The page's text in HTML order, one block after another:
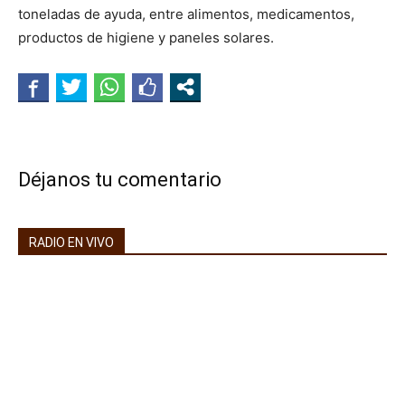
toneladas de ayuda, entre alimentos, medicamentos,
productos de higiene y paneles solares.
Déjanos tu comentario
RADIO EN VIVO